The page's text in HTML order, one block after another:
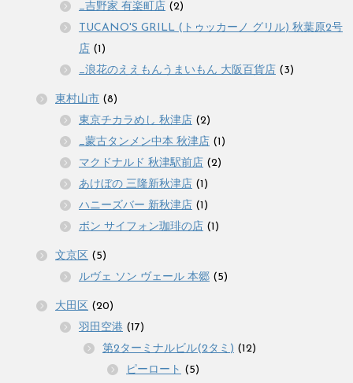
_吉野家 有楽町店 (2)
TUCANO'S GRILL (トゥッカーノ グリル) 秋葉原2号
店 (1)
_浪花のええもんうまいもん 大阪百貨店 (3)
東村山市 (8)
東京チカラめし 秋津店 (2)
_蒙古タンメン中本 秋津店 (1)
マクドナルド 秋津駅前店 (2)
あけぼの 三隆新秋津店 (1)
ハニーズバー 新秋津店 (1)
ボン サイフォン珈琲の店 (1)
文京区 (5)
ルヴェ ソン ヴェール 本郷 (5)
大田区 (20)
羽田空港 (17)
第2ターミナルビル(2タミ) (12)
ピーロート (5)